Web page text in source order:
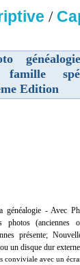
/
Edition
généalogie - Avec
photos (anciennes
présente;
un disque dur externe
conviviale avec un